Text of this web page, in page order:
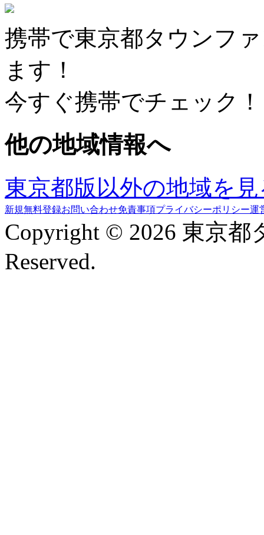
携帯で東京都タウンフ
ます！
今すぐ携帯でチェック！
他の地域情報へ
東京都版以外の地域を
新規無料登録お問い合わせ免責事項プライバシーポリシー運
Copyright © 2026 東京
Reserved.